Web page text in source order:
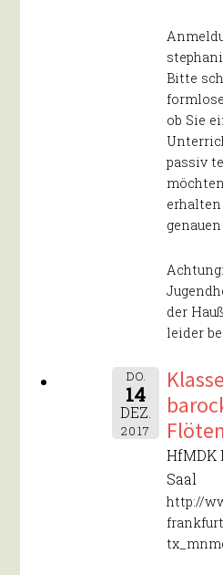
Bitte
ob Sie
passiv
der
leider
DO.
14
DEZ.
2017
Saal
http://